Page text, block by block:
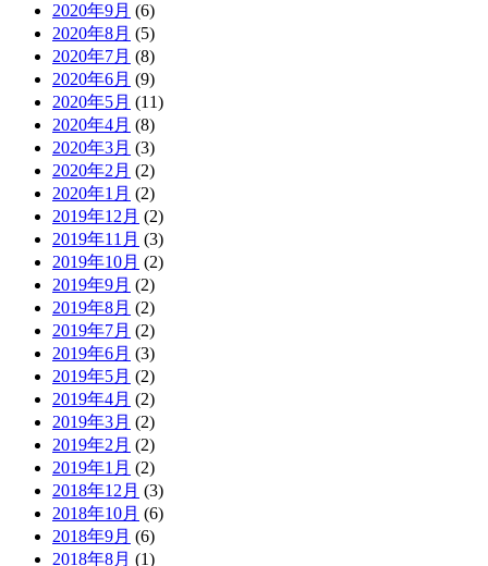
2020年9月 (6)
2020年8月 (5)
2020年7月 (8)
2020年6月 (9)
2020年5月 (11)
2020年4月 (8)
2020年3月 (3)
2020年2月 (2)
2020年1月 (2)
2019年12月 (2)
2019年11月 (3)
2019年10月 (2)
2019年9月 (2)
2019年8月 (2)
2019年7月 (2)
2019年6月 (3)
2019年5月 (2)
2019年4月 (2)
2019年3月 (2)
2019年2月 (2)
2019年1月 (2)
2018年12月 (3)
2018年10月 (6)
2018年9月 (6)
2018年8月 (1)